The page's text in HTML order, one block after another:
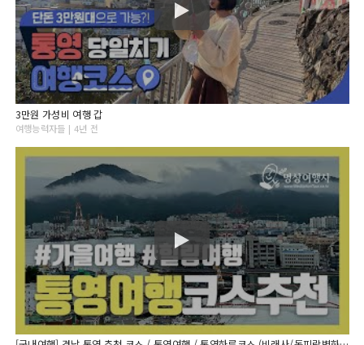
3만원 가성비 여행 갑
여행능력자들 | 4년 전